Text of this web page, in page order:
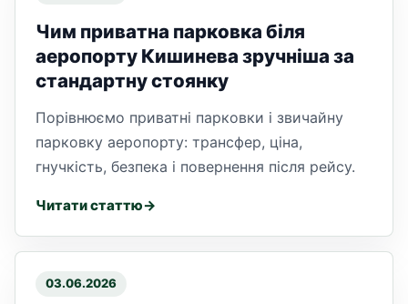
Чим приватна парковка біля
аеропорту Кишинева зручніша за
стандартну стоянку
Порівнюємо приватні парковки і звичайну
парковку аеропорту: трансфер, ціна,
гнучкість, безпека і повернення після рейсу.
Читати статтю
03.06.2026